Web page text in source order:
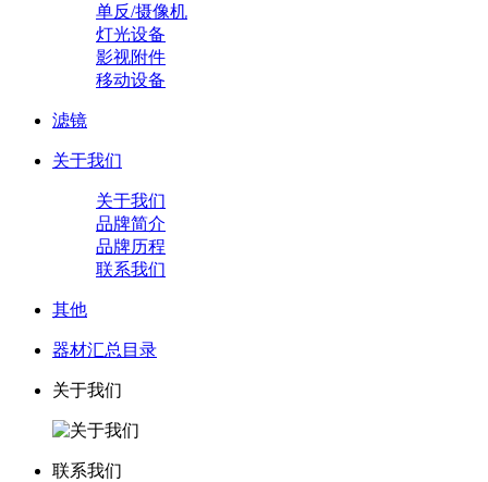
单反/摄像机
灯光设备
影视附件
移动设备
滤镜
关于我们
关于我们
品牌简介
品牌历程
联系我们
其他
器材汇总目录
关于我们
联系我们